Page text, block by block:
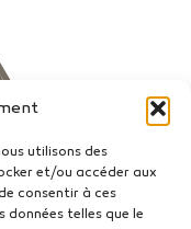
utilisons des
et/ou accéder aux
consentir à ces
telles que le